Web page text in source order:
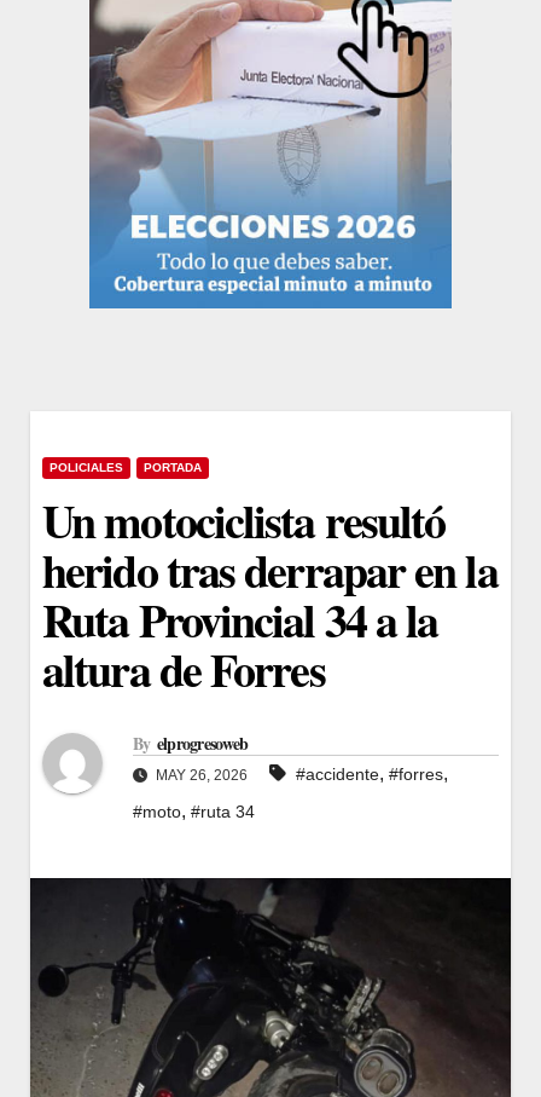
POLICIALES PORTADA
Un motociclista resultó
herido tras derrapar en la
Ruta Provincial 34 a la
altura de Forres
By elprogresoweb
MAY 26, 2026 #accidente, #forres,
#moto, #ruta 34